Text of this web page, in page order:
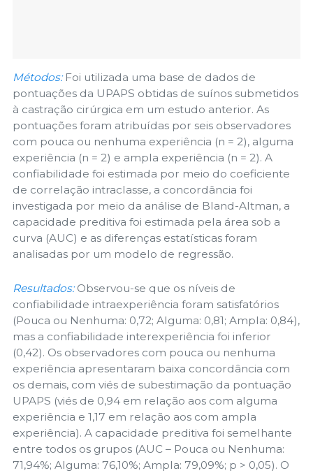
Métodos: Foi utilizada uma base de dados de
pontuações da UPAPS obtidas de suínos submetidos
à castração cirúrgica em um estudo anterior. As
pontuações foram atribuídas por seis observadores
com pouca ou nenhuma experiência (n = 2), alguma
experiência (n = 2) e ampla experiência (n = 2). A
confiabilidade foi estimada por meio do coeficiente
de correlação intraclasse, a concordância foi
investigada por meio da análise de Bland-Altman, a
capacidade preditiva foi estimada pela área sob a
curva (AUC) e as diferenças estatísticas foram
analisadas por um modelo de regressão.
Resultados:Observou-se que os níveis de
confiabilidade intraexperiência foram satisfatórios
(Pouca ou Nenhuma: 0,72; Alguma: 0,81; Ampla: 0,84),
mas a confiabilidade interexperiência foi inferior
(0,42). Os observadores com pouca ou nenhuma
experiência apresentaram baixa concordância com
os demais, com viés de subestimação da pontuação
UPAPS (viés de 0,94 em relação aos com alguma
experiência e 1,17 em relação aos com ampla
experiência). A capacidade preditiva foi semelhante
entre todos os grupos (AUC – Pouca ou Nenhuma:
71,94%; Alguma: 76,10%; Ampla: 79,09%; p > 0,05). O